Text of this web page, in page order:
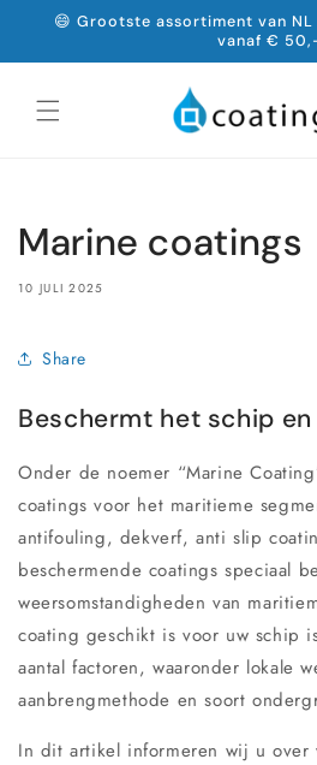
naar de
😄 Grootste assortiment van
vanaf €
Marine coatings
10 JULI 2025
Share
Beschermt het schip
Onder de noemer “Marine
coatings voor het maritieme
antifouling, dekverf, anti slip
beschermende coatings speciaal
weersomstandigheden van
coating geschikt is voor uw schip
aantal factoren, waaronder lokale
aanbrengmethode en soort
In dit artikel informeren wij u over